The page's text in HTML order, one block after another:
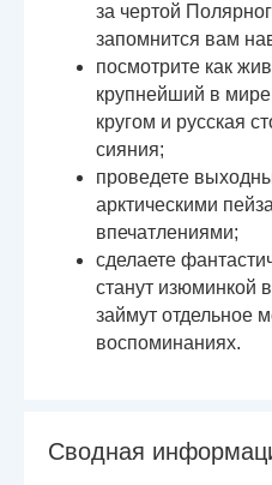
за чертой
запомнится вам
посмотрите как
крупнейший в
кругом и русская
сияния;
проведете
арктическими
впечатлениями;
сделаете
станут изюминкой
займут отдельное
воспоминаниях.
Сводная